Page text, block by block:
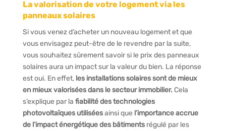
La valorisation de votre logement via les
panneaux solaires
Si vous venez d’acheter un nouveau logement et que
vous envisagez peut-être de le revendre par la suite,
vous souhaitez sûrement savoir si le prix des panneaux
solaires aura un impact sur la valeur du bien. La réponse
est oui. En effet, les installations solaires sont de mieux
en mieux valorisées dans le secteur immobilier. Cela
s’explique par la fiabilité des technologies
photovoltaïques utiliséesainsi que l’importance accrue
de l’impact énergétique des bâtimentsrégulé par les